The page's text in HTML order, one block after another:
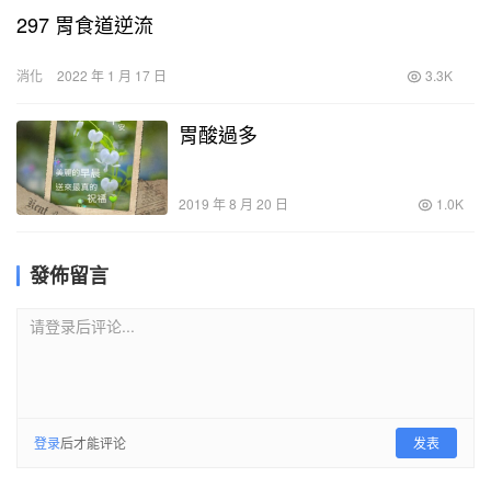
297 胃食道逆流
消化 2022 年 1 月 17 日 3.3K
胃酸過多
2019 年 8 月 20 日 1.0K
發佈留言
请登录后评论...
登录后才能评论 发表